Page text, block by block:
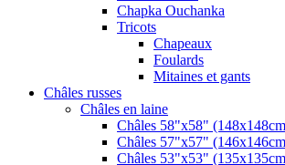
Chapka Ouchanka
Tricots
Chapeaux
Foulards
Mitaines et gants
Châles russes
Châles en laine
Châles 58"x58"
Châles 57"x57"
Châles 53"x53"